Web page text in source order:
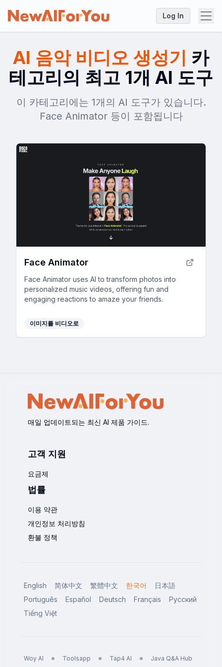
Log In
AI 음악 비디오 생성기 카
테고리의 최고 1개 AI 도구
이 카테고리에는 1개의 AI 도구가 있습니다.
Face Animator 등이 포함됩니다
Face Animator
Face Animator uses AI to transform photos into
personalized music videos, offering fun and
engaging reactions to amaze your friends.
이미지를 비디오로
매일 업데이트되는 최신 AI 제품 가이드.
고객 지원
요금제
법률
이용 약관
개인정보 처리방침
환불 정책
English 简体中文 繁體中文 한국어
日本語
Português
Español Deutsch Français
Русский
Tiếng Việt
Woy AI Toolsapp Tap4 AI
Java Q&A Hub